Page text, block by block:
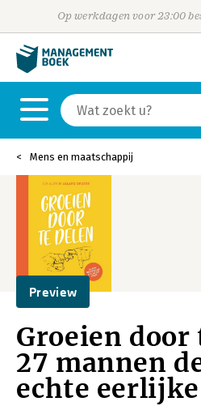
Op werkdagen voor 23:00
Mens en maatschappij
Preview
Groeien door
27 mannen
echte